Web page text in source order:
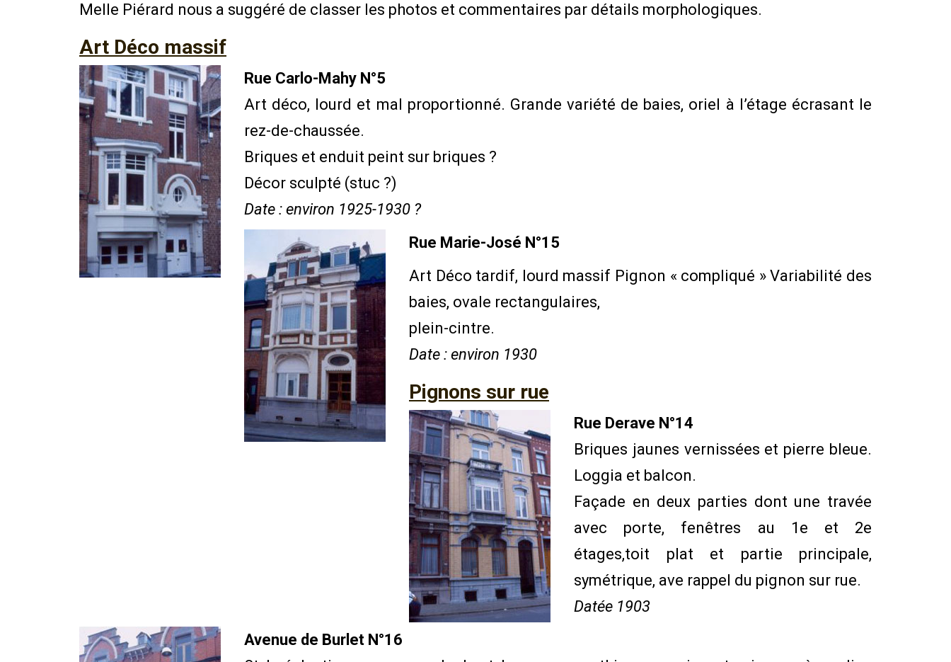
Melle Piérard nous a suggéré de classer les photos et commentaires par détails morphologiques.
Art Déco massif
Rue Carlo-Mahy N°5
Art déco, lourd et mal proportionné. Grande variété de baies, oriel à l’étage écrasant le
rez-de-chaussée.
Briques et enduit peint sur briques ?
Décor sculpté (stuc ?)
Date : environ 1925-1930 ?
Rue Marie-José N°15
Art Déco tardif, lourd massif Pignon « compliqué » Variabilité des
baies, ovale rectangulaires,
plein-cintre.
Date : environ 1930
Pignons sur rue
Rue Derave N°14
Briques jaunes vernissées et pierre bleue.
Loggia et balcon.
Façade en deux parties dont une travée
avec porte, fenêtres au 1e et 2e
étages,toit plat et partie principale,
symétrique, ave rappel du pignon sur rue.
Datée 1903
Avenue de Burlet N°16